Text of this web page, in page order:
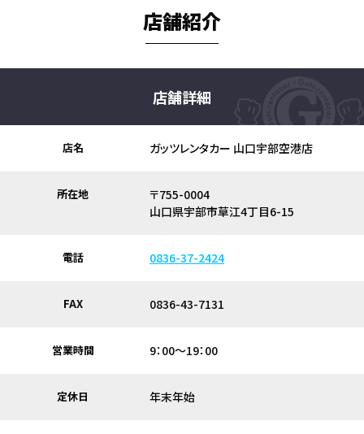
店舗紹介
店舗詳細
店名 ガッツレンタカー 山口宇部空港店
所在地
〒755-0004
山口県宇部市草江4丁目6-15
電話 0836-37-2424
FAX 0836-43-7131
営業時間 9：00～19：00
定休日 年末年始